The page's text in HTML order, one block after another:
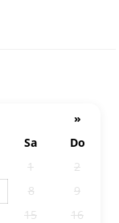
»
Sa
Do
1
2
8
9
15
16